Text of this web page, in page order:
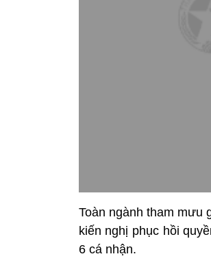
Toàn ngành tham mưu
kiến nghị phục hồi
6 cá nhận.